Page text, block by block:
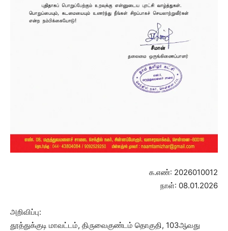
க.எண்: 2026010012
நாள்: 08.01.2026
அறிவிப்பு:
தூத்துக்குடி மாவட்டம், திருவைகுண்டம் தொகுதி, 103ஆவது